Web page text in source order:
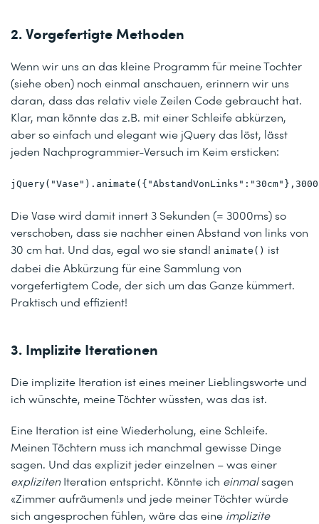
2. Vorgefertigte Methoden
Wenn wir uns an das kleine Programm für meine Tochter
(siehe oben) noch einmal anschauen, erinnern wir uns
daran, dass das relativ viele Zeilen Code gebraucht hat.
Klar, man könnte das z.B. mit einer Schleife abkürzen,
aber so einfach und elegant wie jQuery das löst, lässt
jeden Nachprogrammier-Versuch im Keim ersticken:
Die Vase wird damit innert 3 Sekunden (= 3000ms) so
verschoben, dass sie nachher einen Abstand von links von
30 cm hat. Und das, egal wo sie stand! animate() ist
dabei die Abkürzung für eine Sammlung von
vorgefertigtem Code, der sich um das Ganze kümmert.
Praktisch und effizient!
3. Implizite Iterationen
Die implizite Iteration ist eines meiner Lieblingsworte und
ich wünschte, meine Töchter wüssten, was das ist.
Eine Iteration ist eine Wiederholung, eine Schleife.
Meinen Töchtern muss ich manchmal gewisse Dinge
sagen. Und das explizit jeder einzelnen – was einer
explizitenIteration entspricht. Könnte ich einmalsagen
«Zimmer aufräumen!» und jede meiner Töchter würde
sich angesprochen fühlen, wäre das eine implizite